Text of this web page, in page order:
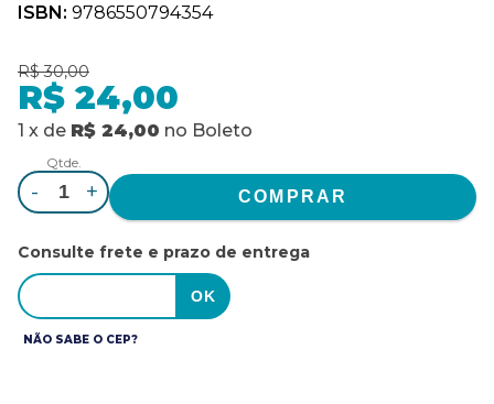
ISBN: 9786550794354
R$ 30,00
R$ 24,00
1 x de R$ 24,00 no Boleto
Qtde.
- +
Consulte frete e prazo de entrega
NÃO SABE O CEP?